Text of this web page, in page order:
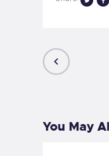
You May